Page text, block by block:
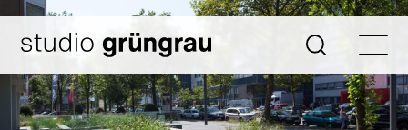
Zum
Inhalt
springen
Startseite Suche